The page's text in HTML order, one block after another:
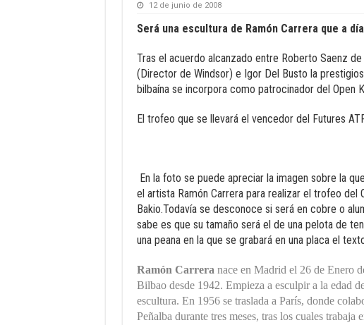
12 de junio de 2008
Será una escultura de Ramón Carrera que a
Tras el acuerdo alcanzado entre Roberto Saenz de
(Director de Windsor) e Igor Del Busto la
bilbaína se incorpora como patrocinador del Open
El trofeo que se llevará el vencedor del Futures
En la foto se puede apreciar la imagen sobre la
el artista Ramón Carrera para realizar el trofeo del
Bakio.Todavía se desconoce si será en cobre o
sabe es que su tamaño será el de una pelota de
una peana en la que se grabará en una placa el
Ramón Carrera nace en Madrid el 26 de Enero
Bilbao desde 1942. Empieza a esculpir a la edad
escultura. En 1956 se traslada a París, donde
Peñalba durante tres meses, tras los cuales trabaja